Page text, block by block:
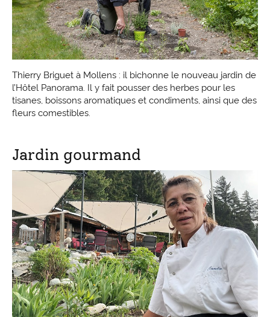
Thierry Briguet à Mollens : il bichonne le nouveau jardin de
l’Hôtel Panorama. Il y fait pousser des herbes pour les
tisanes, boissons aromatiques et condiments, ainsi que des
fleurs comestibles.
Jardin gourmand